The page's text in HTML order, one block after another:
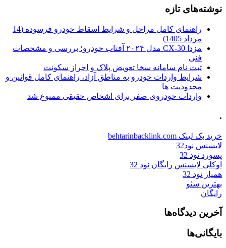
نوشته‌های تازه
راهنمای کامل مراحل و شرایط اسقاط خودرو فرسوده (14
مرداد 1405)
مزدا CX-30 مدل ۲۰۲۴ آفتاب خودرو؛ بررسی و مشخصات
فنی
ثبت نام سامانه سخا تعویض پلاک و احراز سکونت
شرایط واردات خودرو به مناطق آزاد، راهنمای کامل قوانین و
محدودیت ها
واردات خودروی صفر برای اشخاص حقیقی ممنوع شد
.
خرید بک لینک behtarinbacklink.com
لایسنس نود32
پسورد نود 32
اوکلی لایسنس رایگان نود 32
همیار نود 32
بهترین سئو
رایگان
آخرین دیدگاه‌ها
بایگانی‌ها